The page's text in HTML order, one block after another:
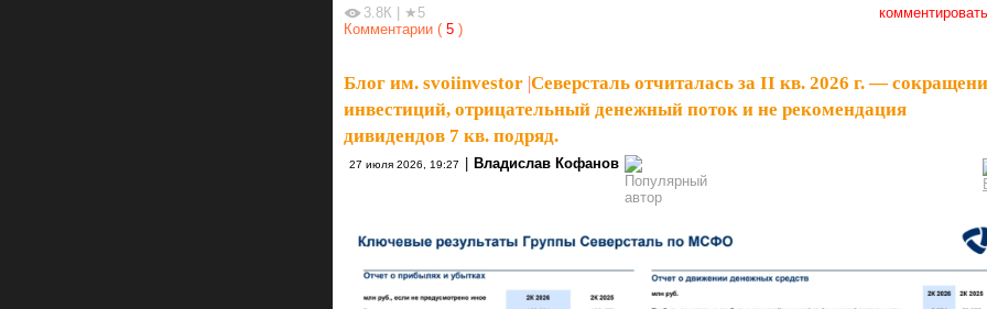
комментировать
3.8К
★5
Комментарии ( 5 )
Блог им. svoiinvestor |Северсталь отчиталась за II кв. 2026 г. —
инвестиций, отрицательный денежный поток и не рекомендация
дивидендов 7 кв. подряд.
27 июля 2026, 19:27 Владислав Кофанов